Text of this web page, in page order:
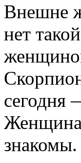
Внешне
нет
сегодня
Женщина
знакомы.